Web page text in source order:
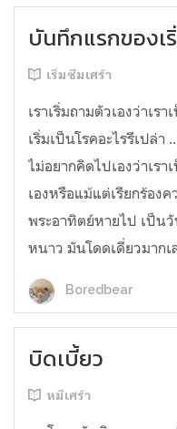
บันทึกแรกของเ
เริ่มซึมเศร้า
เราเริ่มถามตัวเองว่าเร
เริ่มเป็นโรคอะไรรึเปล่า
ไม่อยากคิดไปเองว่าเรา
เองหรือแม้แต่เรียกร้อง
พระอาทิตย์หายไป เป็น
หนาว มันโดดเดี่ยวมากเ
Boredbear
บิดเบี้ยว
หมีเศร้า